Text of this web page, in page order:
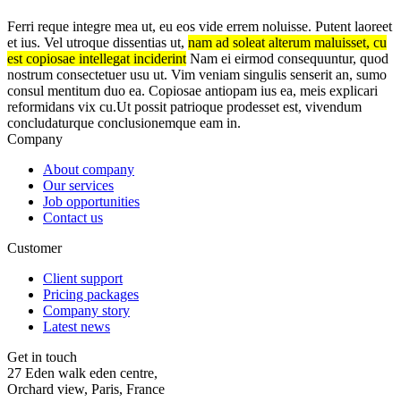
Ferri reque integre mea ut, eu eos vide errem noluisse. Putent laoreet
et ius. Vel utroque dissentias ut, nam ad soleat alterum maluisset, cu
est copiosae intellegat inciderint Nam ei eirmod consequuntur, quod
nostrum consectetuer usu ut. Vim veniam singulis senserit an, sumo
consul mentitum duo ea. Copiosae antiopam ius ea, meis explicari
reformidans vix cu.Ut possit patrioque prodesset est, vivendum
concludaturque conclusionemque eam in.
Company
About company
Our services
Job opportunities
Contact us
Customer
Client support
Pricing packages
Company story
Latest news
Get in touch
27 Eden walk eden centre,
Orchard view, Paris, France